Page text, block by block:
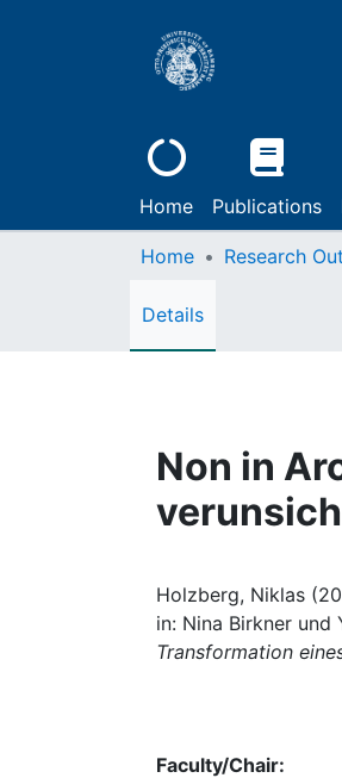
Home Publications
Home Research
Details
Non in
Holzberg, Niklas
in: Nina Birkner
Transformation
Faculty/Chair: